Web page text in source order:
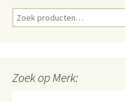
Zoeken
naar:
Zoek op Merk: